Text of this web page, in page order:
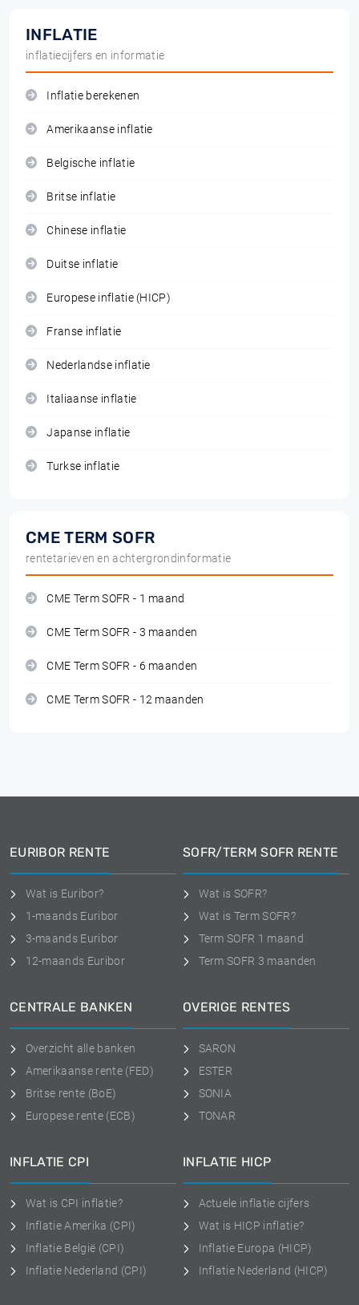
INFLATIE
inflatiecijfers en informatie
Inflatie berekenen
Amerikaanse inflatie
Belgische inflatie
Britse inflatie
Chinese inflatie
Duitse inflatie
Europese inflatie (HICP)
Franse inflatie
Nederlandse inflatie
Italiaanse inflatie
Japanse inflatie
Turkse inflatie
CME TERM SOFR
rentetarieven en achtergrondinformatie
CME Term SOFR - 1 maand
CME Term SOFR - 3 maanden
CME Term SOFR - 6 maanden
CME Term SOFR - 12 maanden
EURIBOR RENTE
Wat is Euribor?
1-maands Euribor
3-maands Euribor
12-maands Euribor
SOFR/TERM SOFR RENTE
Wat is SOFR?
Wat is Term SOFR?
Term SOFR 1 maand
Term SOFR 3 maanden
CENTRALE BANKEN
Overzicht alle banken
Amerikaanse rente (FED)
Britse rente (BoE)
Europese rente (ECB)
OVERIGE RENTES
SARON
ESTER
SONIA
TONAR
INFLATIE CPI
Wat is CPI inflatie?
Inflatie Amerika (CPI)
Inflatie België (CPI)
Inflatie Nederland (CPI)
INFLATIE HICP
Actuele inflatie cijfers
Wat is HICP inflatie?
Inflatie Europa (HICP)
Inflatie Nederland (HICP)